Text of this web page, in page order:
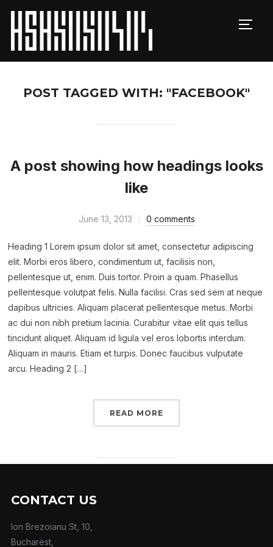
POST TAGGED WITH: "FACEBOOK"
A post showing how headings looks
like
June 13, 2013 0 comments
Heading 1 Lorem ipsum dolor sit amet, consectetur adipiscing
elit. Morbi eros libero, condimentum ut, facilisis non,
pellentesque ut, enim. Duis tortor. Proin a quam. Phasellus
pellentesque volutpat felis. Nulla facilisi. Cras sed sem at neque
dapibus ultricies. Aliquam placerat pellentesque metus. Morbi
ac dui non nibh pretium lacinia. Curabitur vitae elit quis tellus
tincidunt aliquet. Aliquam id ligula vel eros lobortis interdum.
Aliquam in mauris. Etiam et turpis. Donec faucibus vulputate
arcu. Heading 2 […]
READ MORE
CONTACT US
Ion Brezoianu St, 10,
Bucharest,